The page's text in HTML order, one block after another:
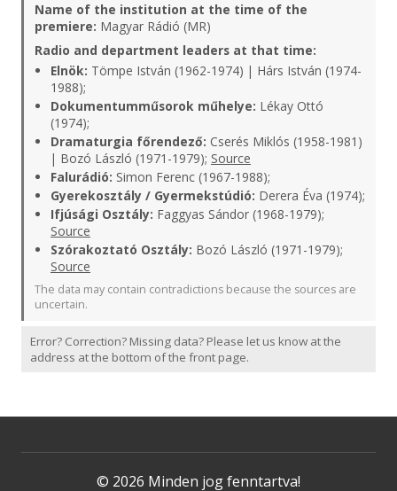
Name of the institution at the time of the
premiere: Magyar Rádió (MR)
Radio and department leaders at that time:
Elnök: Tömpe István (1962-1974) | Hárs István (1974-
1988);
Dokumentumműsorok műhelye: Lékay Ottó
(1974);
Dramaturgia főrendező: Cserés Miklós (1958-1981)
| Bozó László (1971-1979); Source
Falurádió: Simon Ferenc (1967-1988);
Gyerekosztály / Gyermekstúdió: Derera Éva (1974);
Ifjúsági Osztály: Faggyas Sándor (1968-1979);
Source
Szórakoztató Osztály: Bozó László (1971-1979);
Source
The data may contain contradictions because the sources are
uncertain.
Error? Correction? Missing data? Please let us know at the
address at the bottom of the front page.
© 2026 Minden jog fenntartva!